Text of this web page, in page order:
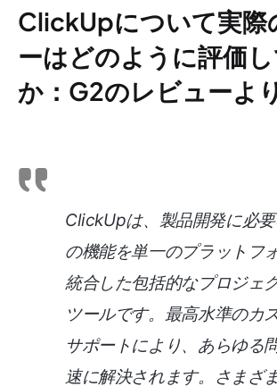
ClickUpについて実際
ーはどのように評価
か：G2のレビューより
ClickUpは、製品開発に必
の機能を単一のプラットフ
統合した包括的なプロジェ
ツールです。最高水準のカ
サポートにより、あらゆる
速に解決されます。さまざ